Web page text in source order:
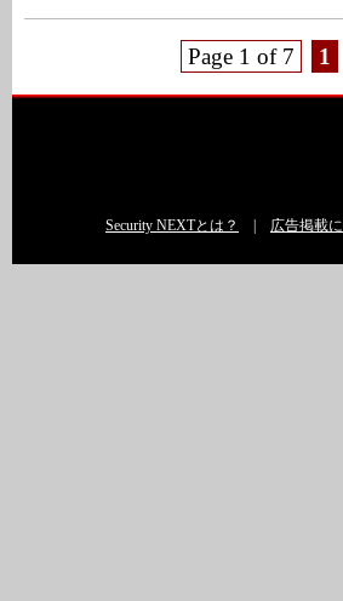
Page 1 of 7 1
Security NEXTとは？ 広告掲載